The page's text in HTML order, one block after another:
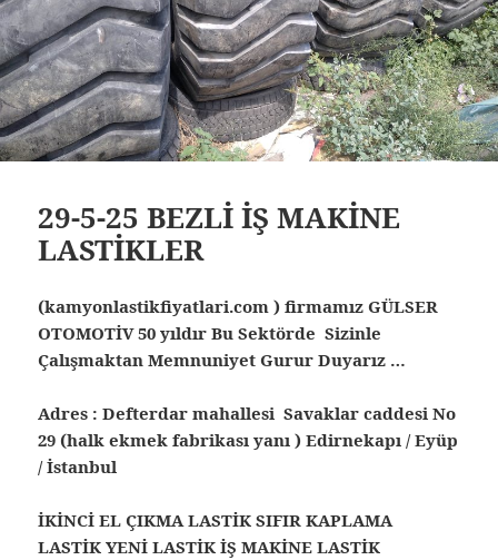
29-5-25 BEZLİ İŞ MAKİNE
LASTİKLER
(kamyonlastikfiyatlari.com ) firmamız GÜLSER
OTOMOTİV 50 yıldır Bu Sektörde Sizinle
Çalışmaktan Memnuniyet Gurur Duyarız …
Adres : Defterdar mahallesi Savaklar caddesi No
29 (halk ekmek fabrikası yanı ) Edirnekapı / Eyüp
/ İstanbul
İKİNCİ EL ÇIKMA LASTİK SIFIR KAPLAMA
LASTİK YENİ LASTİK İŞ MAKİNE LASTİK